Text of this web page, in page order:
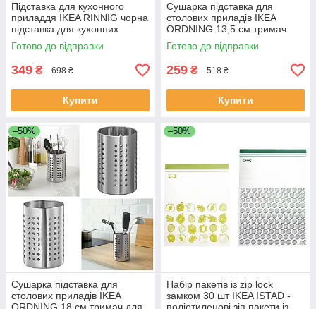
Підставка для кухонного
приладдя IKEA RINNIG чорна
підставка для кухонних
аксесуарів ІКЕА РІННІГ
Готово до відправки
349 ₴ 698 ₴
Купити
Сушарка підставка для
столових приладів IKEA
ORDNING 13,5 см тримач
для кухонних аксесуарів ІКЕА
ОРДНІНГ
Готово до відправки
259 ₴ 518 ₴
Купити
–50%
Сушарка підставка для
столових приладів IKEA
–50%
Набір пакетів із zip lock
замком 30 шт IKEA ISTAD -